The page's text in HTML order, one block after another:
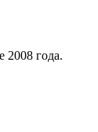
2008 года.